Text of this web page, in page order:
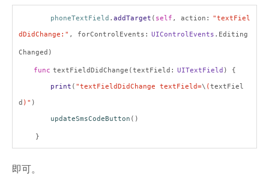
phoneTextField . addTarget ( self , action: "textFiel
dDidChange:" , forControlEvents: UIControlEvents .Editing
Changed)
func textFieldDidChange(textField: UITextField ) {
print ( "textFieldDidChange textField=\ (textFiel
d )" )
updateSmsCodeButton ()
}
即可。